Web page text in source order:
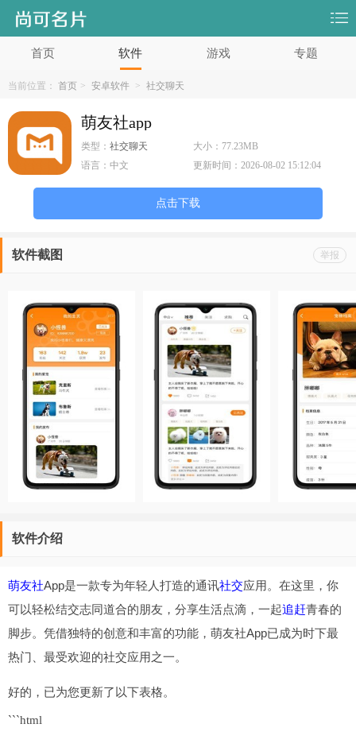
首页 软件 游戏 专题
当前位置： 首页 > 安卓软件 > 社交聊天
萌友社app
类型： 社交聊天 大小： 77.23MB
语言： 中文 更新时间：2026-08-02 15:12:04
点击下载
举报
软件截图
软件介绍
萌友社App是一款专为年轻人打造的通讯社交应用。在这里，你
可以轻松结交志同道合的朋友，分享生活点滴，一起追赶青春的
脚步。凭借独特的创意和丰富的功能，萌友社App已成为时下最
热门、最受欢迎的社交应用之一。
好的，已为您更新了以下表格。
```html